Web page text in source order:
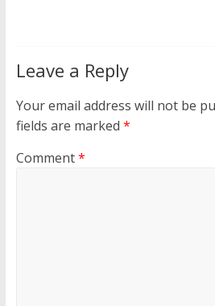
Leave a Reply
Your email address will not be
fields are marked *
Comment*